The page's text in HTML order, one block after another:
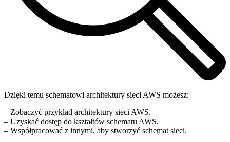
Dzięki temu schematowi architektury sieci AWS możesz:
– Zobaczyć przykład architektury sieci AWS.
– Uzyskać dostęp do kształtów schematu AWS.
– Współpracować z innymi, aby stworzyć schemat sieci.